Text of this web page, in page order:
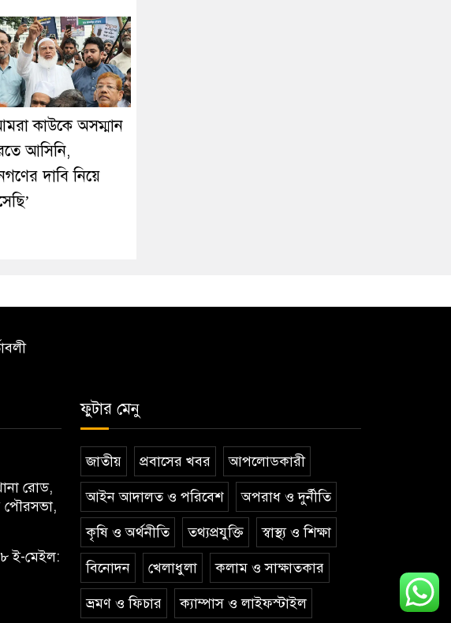
কাউকে অসম্মান
আসিনি,
দাবি নিয়ে
রোড,
পৌরসভা,
ই-মেইল:
ফুটার মেনু
জাতীয় প্রবাসের খবর আপলোডকারী
আইন আদালত ও পরিবেশ অপরাধ ও দুর্নীতি
কৃষি ও অর্থনীতি তথ্যপ্রযুক্তি স্বাস্থ্য ও শিক্ষা
বিনোদন খেলাধুলা কলাম ও সাক্ষাতকার
ভ্রমণ ও ফিচার ক্যাম্পাস ও লাইফস্টাইল